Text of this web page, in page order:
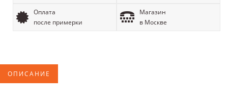
Оплата
после примерки
Магазин
в Москве
ОПИСАНИЕ